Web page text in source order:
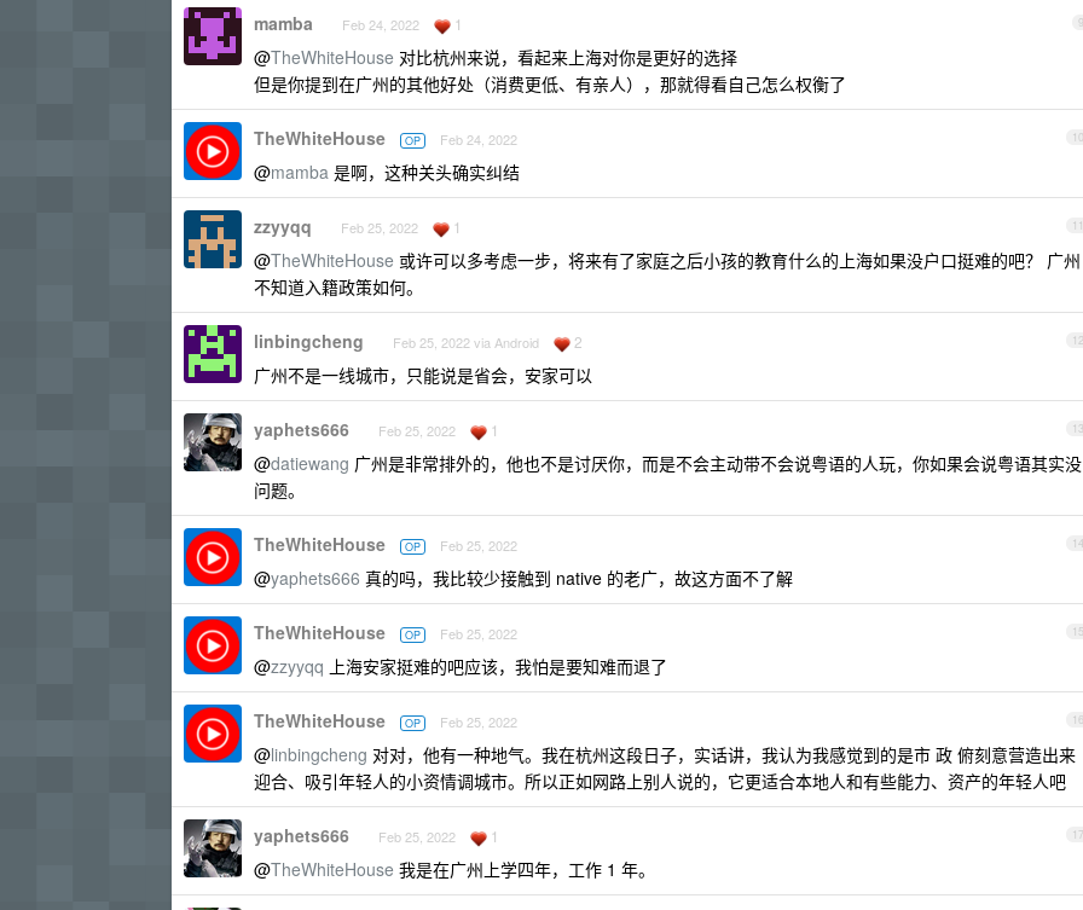
9
mamba Feb 24, 2022 1
@TheWhiteHouse 对比杭州来说，看起来上海对你是更好的选择
但是你提到在广州的其他好处（消费更低、有亲人），那就得看自己怎么权衡了
10
TheWhiteHouse OP Feb 24, 2022
@mamba 是啊，这种关头确实纠结
11
zzyyqq Feb 25, 2022 1
@TheWhiteHouse 或许可以多考虑一步，将来有了家庭之后小孩的教育什么的上海如果没户口挺难的吧？ 广州
不知道入籍政策如何。
12
linbingcheng Feb 25, 2022 via Android 2
广州不是一线城市，只能说是省会，安家可以
13
yaphets666 Feb 25, 2022 1
@datiewang 广州是非常排外的，他也不是讨厌你，而是不会主动带不会说粤语的人玩，你如果会说粤语其实没
问题。
14
TheWhiteHouse OP Feb 25, 2022
@yaphets666 真的吗，我比较少接触到 native 的老广，故这方面不了解
15
TheWhiteHouse OP Feb 25, 2022
@zzyyqq 上海安家挺难的吧应该，我怕是要知难而退了
16
TheWhiteHouse OP Feb 25, 2022
@linbingcheng 对对，他有一种地气。我在杭州这段日子，实话讲，我认为我感觉到的是市 政 俯刻意营造出来
迎合、吸引年轻人的小资情调城市。所以正如网路上别人说的，它更适合本地人和有些能力、资产的年轻人吧
17
yaphets666 Feb 25, 2022 1
@TheWhiteHouse 我是在广州上学四年，工作 1 年。